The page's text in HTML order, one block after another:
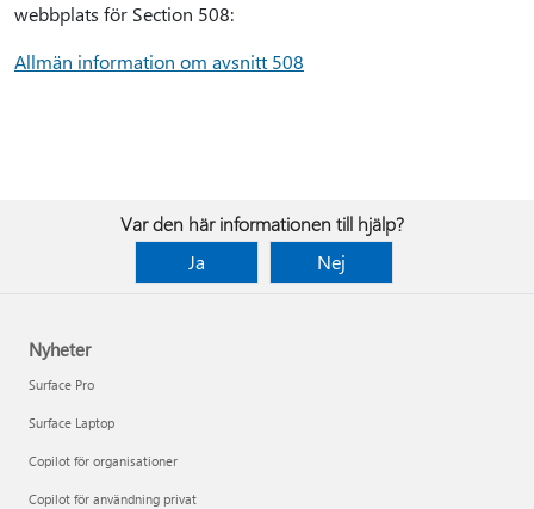
webbplats för Section 508:
Allmän information om avsnitt 508
Var den här informationen till hjälp?
Ja
Nej
Nyheter
Surface Pro
Surface Laptop
Copilot för organisationer
Copilot för användning privat